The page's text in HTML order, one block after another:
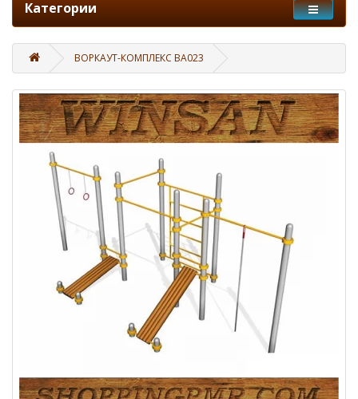
Категории
ВОРКАУТ-КОМПЛЕКС ВА023